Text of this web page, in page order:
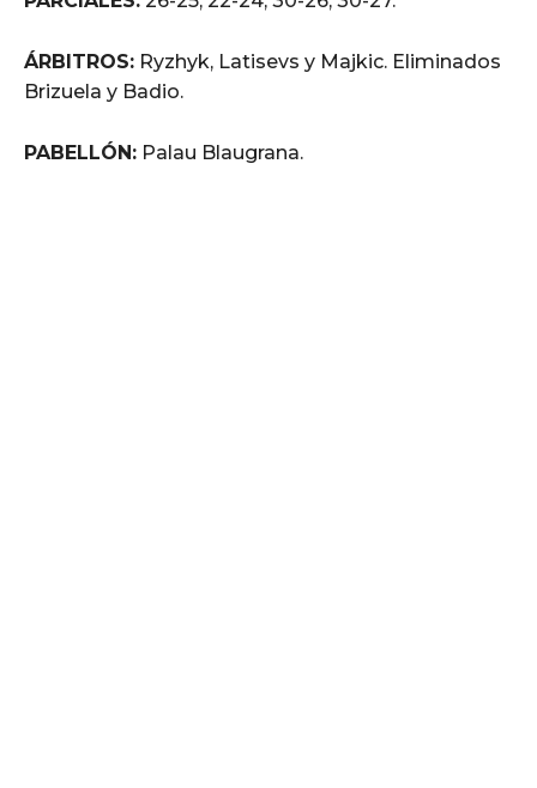
ÁRBITROS: Ryzhyk, Latisevs y Majkic. Eliminados
Brizuela y Badio.
PABELLÓN: Palau Blaugrana.